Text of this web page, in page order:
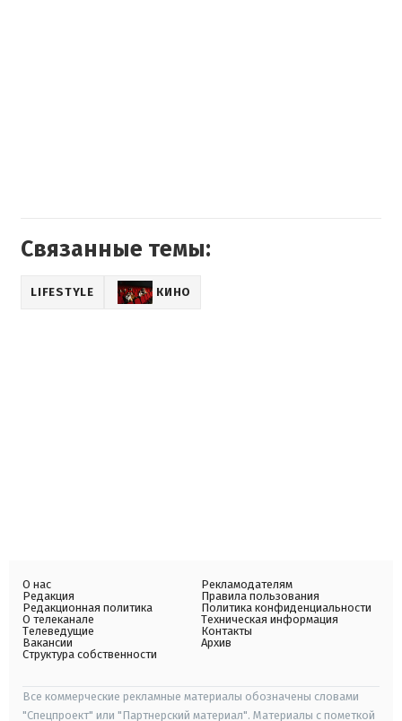
Связанные темы:
LIFESTYLE КИНО
О нас
Редакция
Редакционная политика
О телеканале
Телеведущие
Вакансии
Структура собственности
Рекламодателям
Правила пользования
Политика конфиденциальности
Техническая информация
Контакты
Архив
Все коммерческие рекламные материалы обозначены словами
"Спецпроект" или "Партнерский материал". Материалы с пометкой